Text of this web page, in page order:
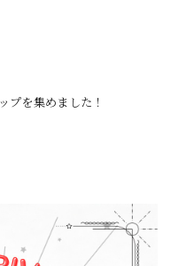
プを集めました！